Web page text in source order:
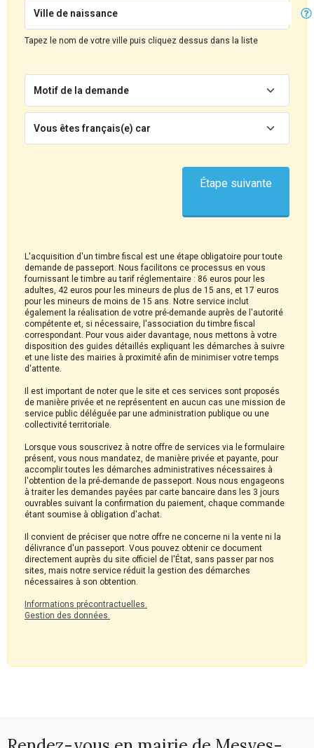
Ville de naissance
Tapez le nom de votre ville puis cliquez dessus dans la liste
Motif de la demande
Vous êtes français(e) car
L'acquisition d'un timbre fiscal est une étape obligatoire pour toute
demande de passeport. Nous facilitons ce processus en vous
fournissant le timbre au tarif réglementaire : 86 euros pour les
adultes, 42 euros pour les mineurs de plus de 15 ans, et 17 euros
pour les mineurs de moins de 15 ans. Notre service inclut
également la réalisation de votre pré-demande auprès de l'autorité
compétente et, si nécessaire, l'association du timbre fiscal
correspondant. Pour vous aider davantage, nous mettons à votre
disposition des guides détaillés expliquant les démarches à suivre
et une liste des mairies à proximité afin de minimiser votre temps
d'attente.
Il est important de noter que le site et ces services sont proposés
de manière privée et ne représentent en aucun cas une mission de
service public déléguée par une administration publique ou une
collectivité territoriale.
Lorsque vous souscrivez à notre offre de services via le formulaire
présent, vous nous mandatez, de manière privée et payante, pour
accomplir toutes les démarches administratives nécessaires à
l'obtention de la pré-demande de passeport. Nous nous engageons
à traiter les demandes payées par carte bancaire dans les 3 jours
ouvrables suivant la confirmation du paiement, chaque commande
étant soumise à obligation d'achat.
Il convient de préciser que notre offre ne concerne ni la vente ni la
délivrance d'un passeport. Vous pouvez obtenir ce document
directement auprès du site officiel de l'État, sans passer par nos
sites, mais notre service réduit la gestion des démarches
nécessaires à son obtention.
Informations précontractuelles.
Gestion des données.